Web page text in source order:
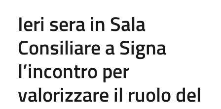
Ieri sera in Sala
Consiliare a Signa
l’incontro per
valorizzare il ruolo del